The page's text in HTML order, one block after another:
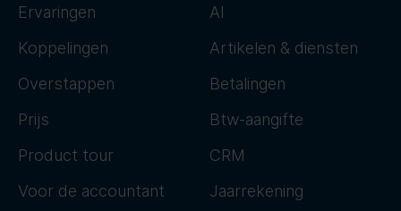
Ervaringen
Koppelingen
Overstappen
Prijs
Product tour
Voor de accountant
AI
Artikelen & diensten
Betalingen
Btw-aangifte
CRM
Jaarrekening